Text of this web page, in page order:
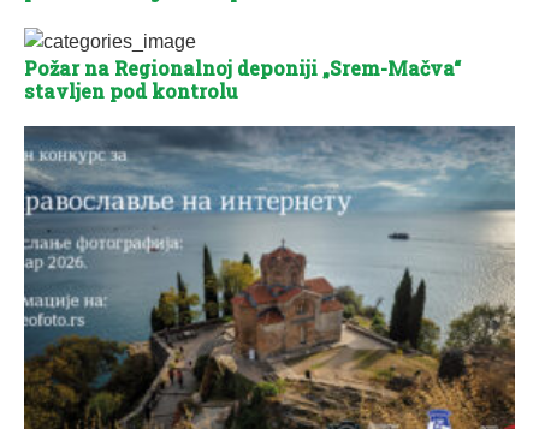
Požar na Regionalnoj deponiji „Srem-Mačva“
stavljen pod kontrolu